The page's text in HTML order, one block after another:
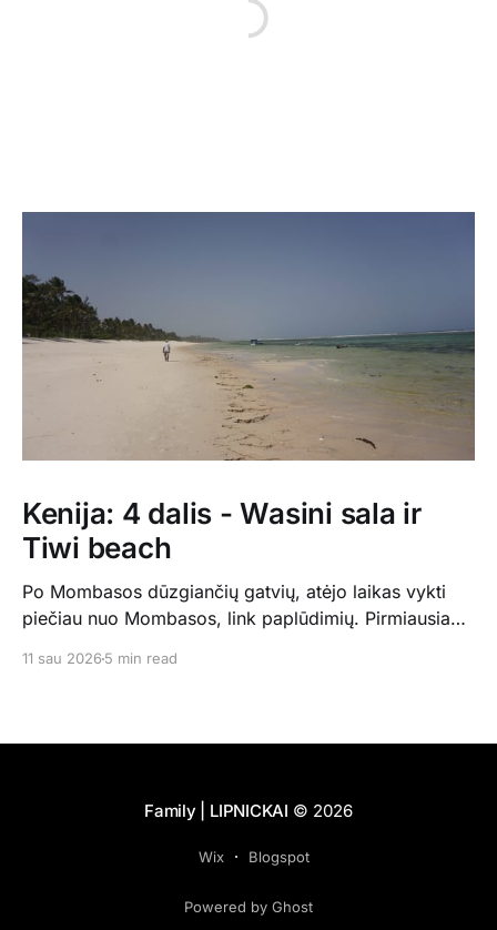
Kenija: 4 dalis - Wasini sala ir
Tiwi beach
Po Mombasos dūzgiančių gatvių, atėjo laikas vykti
piečiau nuo Mombasos, link paplūdimių. Pirmiausia
11 sau 20265 min read
Family | LIPNICKAI © 2026
Wix Blogspot
Powered by Ghost